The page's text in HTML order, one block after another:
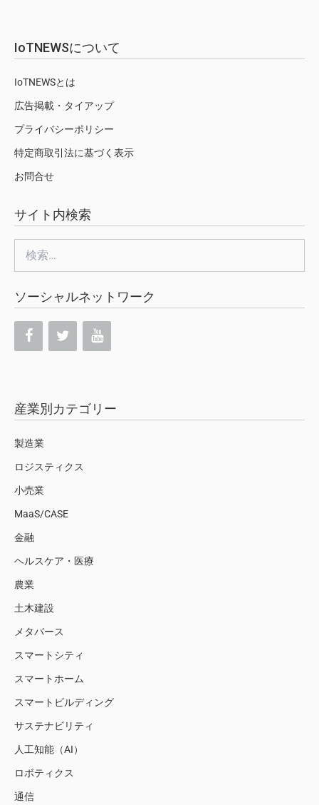
IoTNEWSについて
IoTNEWSとは
広告掲載・タイアップ
プライバシーポリシー
特定商取引法に基づく表示
お問合せ
サイト内検索
索:
ソーシャルネットワーク
産業別カテゴリー
製造業
ロジスティクス
小売業
MaaS/CASE
金融
ヘルスケア・医療
農業
土木建設
メタバース
スマートシティ
スマートホーム
スマートビルディング
サステナビリティ
人工知能（AI）
ロボティクス
通信